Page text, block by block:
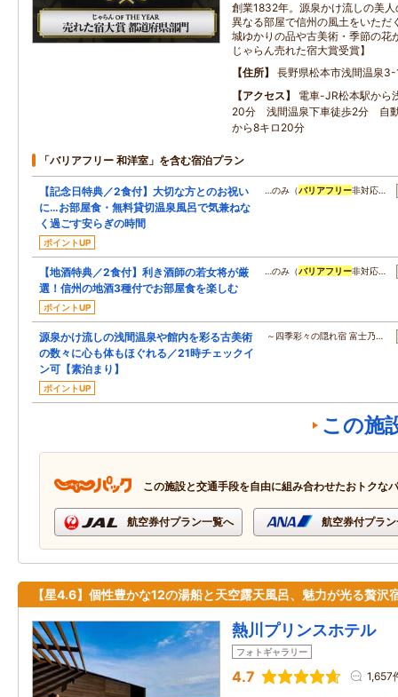
創業1832年。源泉かけ流しの美
異なる部屋で信州の風土をいただ
城ゆかりの品や古美術・季節の花
じゃらん売れた宿大賞受賞】
住所
長野県松本市浅間温泉
アクセス
電車-JR松本駅から
20分 浅間温泉下車徒歩2分 自
から8キロ20分
「バリアフリー 和洋室」を含む宿泊プラン
【記念日特典／2食付】大切な方とのお祝い
に…お部屋食・無料貸切温泉風呂で気兼ねな
く過ごす安らぎの時間
ポイントUP
…のみ（バリアフリー非対応…
【地酒特典／2食付】利き酒師の若女将が厳
選！信州の地酒3種付でお部屋食を楽しむ
ポイントUP
…のみ（バリアフリー非対応…
源泉かけ流しの浅間温泉や館内を彩る古美術
の数々に心も体もほぐれる／21時チェックイ
ン可【素泊まり】
ポイントUP
～四季彩々の隠れ宿 富士乃…
この施
この施設と交通手段を自由に組み合わせたおトクな
航空券付プラン一覧へ 航空券付プラ
【星4.6】個性豊かな12の湯船と天空露天風呂、魅力が光る贅沢
熱川プリンスホテル
フォトギャラリー
4.7 1,657